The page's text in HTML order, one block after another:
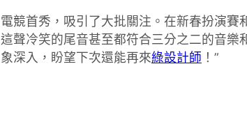
競首秀，吸引了大批關注。在新春扮演
聲冷笑的尾音甚至都符合三分之二的音
深入，盼望下次還能再來綠設計師 ！”